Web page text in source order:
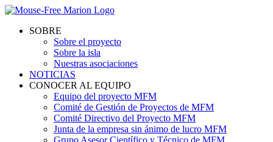
Skip
contentSOBRE
Sobre el proyecto
Sobre la isla
Nuestras asociaciones
NOTICIAS
CONOCER AL EQUIPO
Equipo del proyecto MFM
Comité de Gestión de Proyectos de MFM
Comité Directivo del Proyecto MFM
Junta de la empresa sin ánimo de lucro MFM
Grupo Asesor Científico y Técnico de MFM